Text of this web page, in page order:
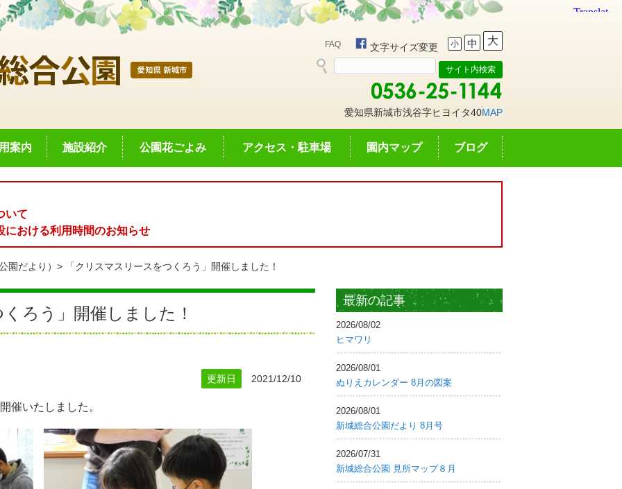
FAQ 文字サイズ変更 小 中 大
愛知県新城市浅谷字ヒヨイタ40MAP
案内 施設紹介 公園花ごよみ アクセス・駐車場 園内マップ ブログ
いて
における利用時間のお知らせ
園だより） 「クリスマスリースをつくろう」開催しました！
ろう」開催しました！
更新日 2021/12/10
催いたしました。
最新の記事
2026/08/02
ヒマワリ
2026/08/01
ぬりえカレンダー 8月の図案
2026/08/01
新城総合公園だより 8月号
2026/07/31
新城総合公園 見所マップ８月